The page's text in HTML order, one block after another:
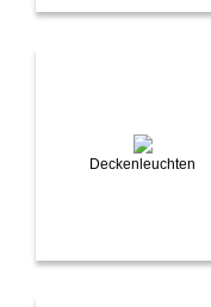
Deckenleuchten